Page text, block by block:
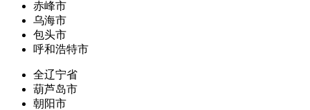
赤峰市
乌海市
包头市
呼和浩特市
全辽宁省
葫芦岛市
朝阳市